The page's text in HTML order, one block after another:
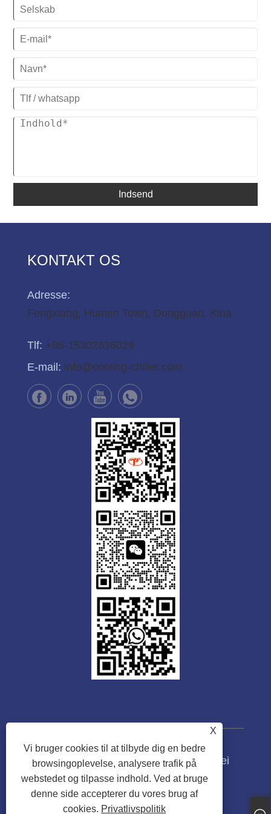
Indsend
KONTAKT OS
Adresse:
Fengxiang, Humen Town, Dongguan, Kina
Tlf: +86-15302636029
E-mail: info@cooling-chiller.com
Copyright © 2023 Guangdong Tongwei
Machinery Co., Ltd. Alle rettigheder
forbeholdes.
X
Vi bruger cookies til at tilbyde dig en bedre
browsingoplevelse, analysere trafik på
webstedet og tilpasse indhold. Ved at bruge
denne side accepterer du vores brug af
cookies. Privatlivspolitik